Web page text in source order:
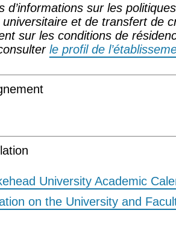
d’informations sur les
et de transfert de
sur les conditions de
le profil de
University Academic
on the University and